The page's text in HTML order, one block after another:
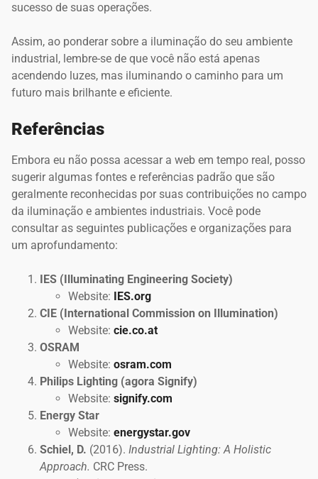
sucesso de suas operações.
Assim, ao ponderar sobre a iluminação do seu ambiente
industrial, lembre-se de que você não está apenas
acendendo luzes, mas iluminando o caminho para um
futuro mais brilhante e eficiente.
Referências
Embora eu não possa acessar a web em tempo real, posso
sugerir algumas fontes e referências padrão que são
geralmente reconhecidas por suas contribuições no campo
da iluminação e ambientes industriais. Você pode
consultar as seguintes publicações e organizações para
um aprofundamento:
IES (Illuminating Engineering Society)
Website:
IES.org
CIE (International Commission on Illumination)
Website: cie.co.at
OSRAM
Website: osram.com
Philips Lighting (agora Signify)
Website: signify.com
Energy Star
Website: energystar.gov
Schiel, D. (2016). Industrial Lighting: A Holistic
Approach. CRC Press.